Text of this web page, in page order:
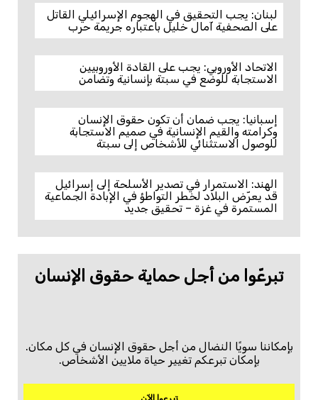
لبنان: يجب التحقيق في الهجوم الإسرائيلي القاتل
على الصحفية آمال خليل باعتباره جريمة حرب
الاتحاد الأوروبي: يجب على القادة الأوروبيين
الاستجابة للوضع في سبتة بإنسانية وتضامن
إسبانيا: يجب ضمان أن تكون حقوق الإنسان
وكرامته والقيم الإنسانية في صميم الاستجابة
للوصول الاستثنائي للأشخاص إلى سبتة
الهند: الاستمرار في تصدير الأسلحة إلى إسرائيل
قد يعرّض البلاد لخطر التواطؤ في الإبادة الجماعية
المستمرة في غزة – تحقيق جديد
تبرعّوا من أجل حماية حقوق الإنسان
بإمكاننا سويًا النضال من أجل حقوق الإنسان في كل مكان.
بإمكان تبرعكم تغيير حياة ملايين الأشخاص.